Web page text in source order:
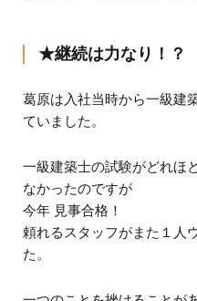
★継続は力なり！？
葛原は入社当時から一級建
ていました。
一級建築士の試験がどれほ
なかったのですが
今年 見事合格！
頼れるスタッフがまた１人
た。